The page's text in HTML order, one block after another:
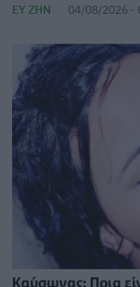
ΕΥ ΖΗΝ 04/08/2026 -
Καύσωνας: Ποια